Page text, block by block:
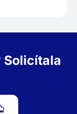
Solicítala